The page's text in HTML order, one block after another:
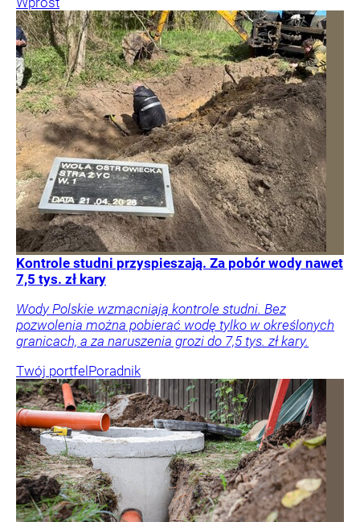
Kontrole studni przyspieszają. Za pobór wody nawet
7,5 tys. zł kary
Wody Polskie wzmacniają kontrole studni. Bez
pozwolenia można pobierać wodę tylko w określonych
granicach, a za naruszenia grozi do 7,5 tys. zł kary.
Twój portfel Poradnik